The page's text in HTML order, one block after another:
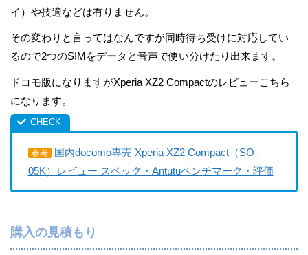
イ）や技適などは有りません。
その変わりと言ってはなんですが同時待ち受けに対応してい
るので2つのSIMをデータと音声で使い分けたり出来ます。
ドコモ版になりますがXperia XZ2 Compactのレビューこちら
になります。
参考
国内docomo専売 Xperia XZ2 Compact（SO-
05K）レビュー スペック・Antutuベンチマーク・評価
購入の見積もり